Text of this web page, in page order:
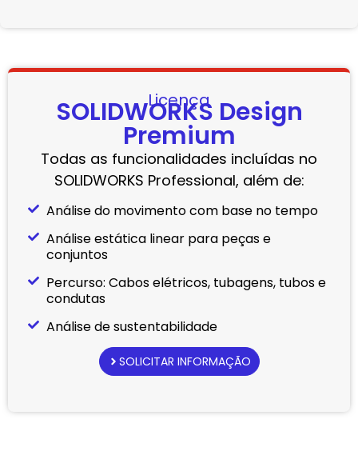
Licença
SOLIDWORKS Design
Premium
Todas as funcionalidades incluídas no
SOLIDWORKS Professional, além de:
Análise do movimento com base no tempo
Análise estática linear para peças e
conjuntos
Percurso: Cabos elétricos, tubagens, tubos e
condutas
Análise de sustentabilidade
SOLICITAR INFORMAÇÃO